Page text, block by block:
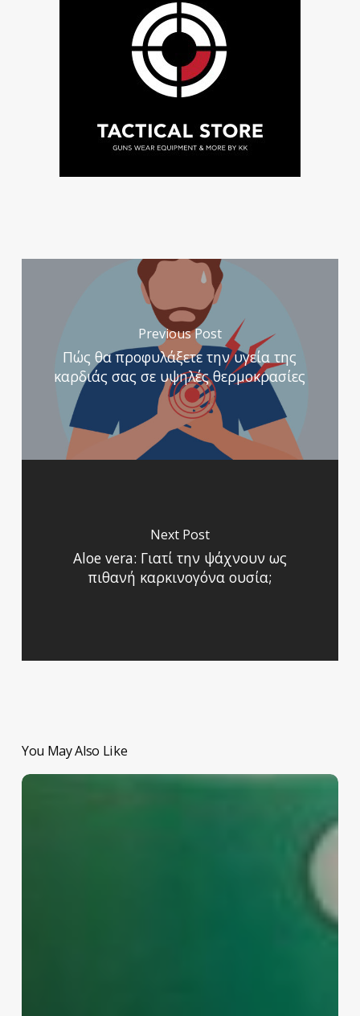
Previous Post
Πώς θα προφυλάξετε την υγεία της
καρδιάς σας σε υψηλές θερμοκρασίες
Next Post
Aloe vera: Γιατί την ψάχνουν ως
πιθανή καρκινογόνα ουσία;
You May Also Like